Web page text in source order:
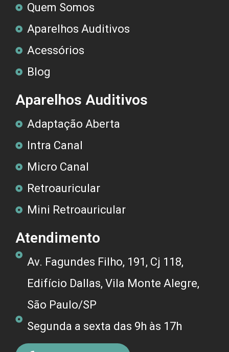
Quem Somos
Aparelhos Auditivos
Acessórios
Blog
Aparelhos Auditivos
Adaptação Aberta
Intra Canal
Micro Canal
Retroauricular
Mini Retroauricular
Atendimento
Av. Fagundes Filho, 191, Cj 118,
Edifício Dallas, Vila Monte Alegre,
São Paulo/SP
Segunda a sexta das 9h às 17h